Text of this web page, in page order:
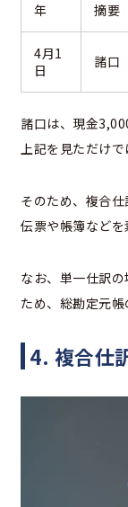
年 摘要
4月1
日
諸口
諸口は、現金
上記を見ただけで
そのため、複合
伝票や帳簿などを
なお、単一仕訳
ため、総勘定元帳
4. 複合仕